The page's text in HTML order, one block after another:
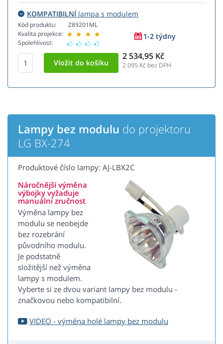
KOMPATIBILNÍlampa s modulem
Kód produktu:
Kvalita projekce:
Spolehlivost:
Z89201ML
1-2 týdny
2 534,95 Kč
2 095 Kč bez DPH
Lampy bez modulu do projektoru
LG BX-274
Produktové číslo lampy: AJ-LBX2C
Náročnější výměna
výbojky vyžaduje
manuální zručnost
Výměna lampy bez
modulu se neobejde
bez rozebrání
původního modulu.
Je podstatně
složitější než výměna
lampy s modulem.
Vyberte si ze dvou variant lampy bez modulu -
značkovou nebo kompatibilní.
VIDEO - výměna holé lampy bez modulu